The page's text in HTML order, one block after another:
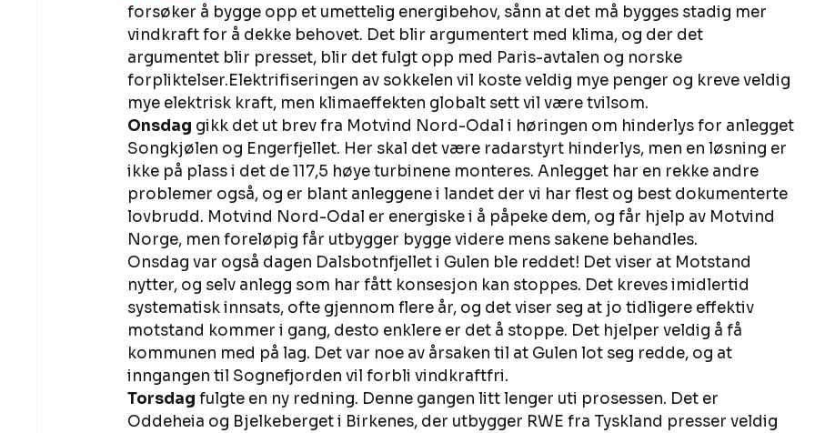
forsøker å bygge opp et umettelig energibehov, sånn at det må bygges stadig mer
vindkraft for å dekke behovet. Det blir argumentert med klima, og der det
argumentet blir presset, blir det fulgt opp med Paris-avtalen og norske
forpliktelser.Elektrifiseringen av sokkelen vil koste veldig mye penger og kreve veldig
mye elektrisk kraft, men klimaeffekten globalt sett vil være tvilsom.
Onsdag gikk det ut brev fra Motvind Nord-Odal i høringen om hinderlys for anlegget
Songkjølen og Engerfjellet. Her skal det være radarstyrt hinderlys, men en løsning er
ikke på plass i det de 117,5 høye turbinene monteres. Anlegget har en rekke andre
problemer også, og er blant anleggene i landet der vi har flest og best dokumenterte
lovbrudd. Motvind Nord-Odal er energiske i å påpeke dem, og får hjelp av Motvind
Norge, men foreløpig får utbygger bygge videre mens sakene behandles.
Onsdag var også dagen Dalsbotnfjellet i Gulen ble reddet! Det viser at Motstand
nytter, og selv anlegg som har fått konsesjon kan stoppes. Det kreves imidlertid
systematisk innsats, ofte gjennom flere år, og det viser seg at jo tidligere effektiv
motstand kommer i gang, desto enklere er det å stoppe. Det hjelper veldig å få
kommunen med på lag. Det var noe av årsaken til at Gulen lot seg redde, og at
inngangen til Sognefjorden vil forbli vindkraftfri.
Torsdag fulgte en ny redning. Denne gangen litt lenger uti prosessen. Det er
Oddeheia og Bjelkeberget i Birkenes, der utbygger RWE fra Tyskland presser veldig